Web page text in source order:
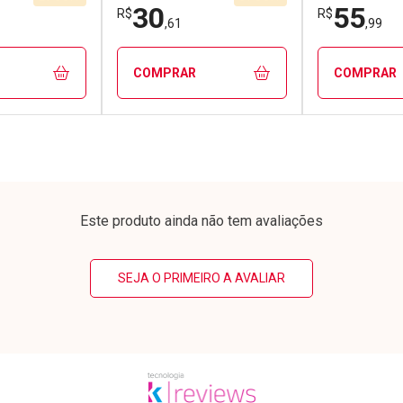
R$30,61
COMPRAR
R$55,99
COMPRAR
Este produto ainda não tem avaliações
SEJA O PRIMEIRO A AVALIAR